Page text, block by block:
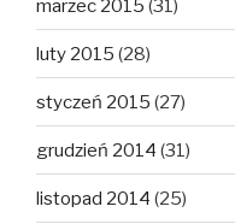
marzec 2015 (31)
luty 2015 (28)
styczeń 2015 (27)
grudzień 2014 (31)
listopad 2014 (25)